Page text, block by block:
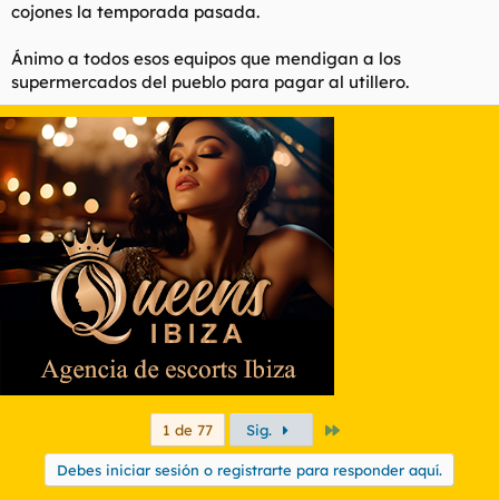
cojones la temporada pasada.
Ánimo a todos esos equipos que mendigan a los
supermercados del pueblo para pagar al utillero.
1 de 77 Sig.
Debes iniciar sesión o registrarte para responder aquí.